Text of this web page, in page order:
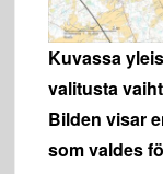
Kuvassa
valitusta
Bilden visar
som valdes